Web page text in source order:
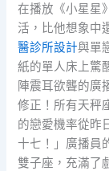
在播放《小星星
活，比他想象中
醫診所設計與單
紙的單人床上驚
陣震耳欲聾的廣
修正！所有天秤
的戀愛機率從昨
十七！」廣播員
雙子座，充滿了